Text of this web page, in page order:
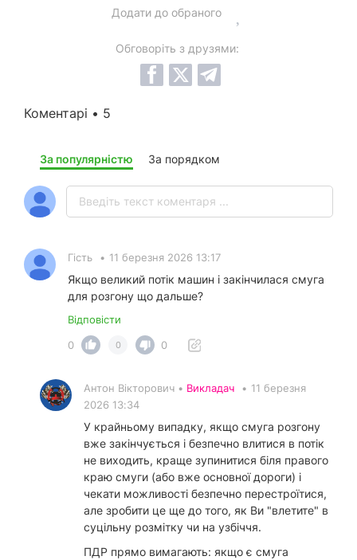
Додати до обраного
Обговоріть з друзями:
Коментарі • 5
За популярністю За порядком
Гість • 11 березня 2026 13:17
Якщо великий потік машин і закінчилася смуга
для розгону що дальше?
Відповісти
0
0 0
Антон Вікторович • Викладач • 11 березня
2026 13:34
У крайньому випадку, якщо смуга розгону
вже закінчується і безпечно влитися в потік
не виходить, краще зупинитися біля правого
краю смуги (або вже основної дороги) і
чекати можливості безпечно перестроїтися,
але зробити це ще до того, як Ви "влетите" в
суцільну розмітку чи на узбіччя.
ПДР прямо вимагають: якщо є смуга